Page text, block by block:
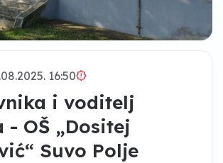
16:50brightness_alert
i voditelj
- OŠ „Dositej
Suvo Polje